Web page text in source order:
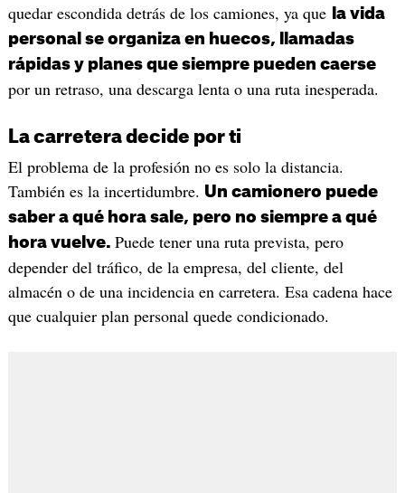
quedar escondida detrás de los camiones, ya que
la vida
personal se organiza en huecos, llamadas
rápidas y planes que siempre pueden caerse
por un retraso, una descarga lenta o una ruta inesperada.
La carretera decide por ti
El problema de la profesión no es solo la distancia.
También es la incertidumbre. Un camionero puede
saber a qué hora sale, pero no siempre a qué
hora vuelve. Puede tener una ruta prevista, pero
depender del tráfico, de la empresa, del cliente, del
almacén o de una incidencia en carretera. Esa cadena hace
que cualquier plan personal quede condicionado.